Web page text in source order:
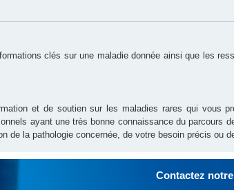
clés sur une maladie donnée ainsi que les
et de soutien sur les maladies rares qui vous
ayant une très bonne connaissance du parcours
de la pathologie concernée, de votre besoin précis ou
Contactez